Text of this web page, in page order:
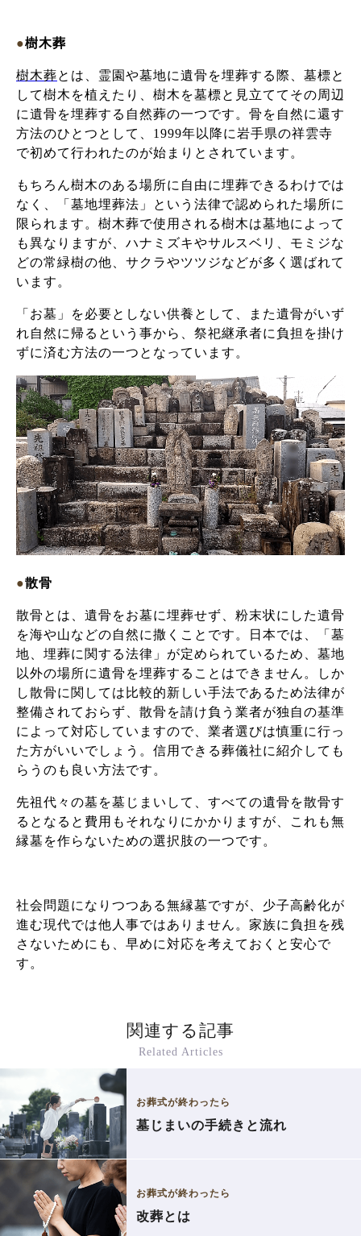
●樹木葬
樹木葬とは、霊園や墓地に遺骨を埋葬する際、墓標と
して樹木を植えたり、樹木を墓標と見立ててその周辺
に遺骨を埋葬する自然葬の一つです。骨を自然に還す
方法のひとつとして、1999年以降に岩手県の祥雲寺
で初めて行われたのが始まりとされています。
もちろん樹木のある場所に自由に埋葬できるわけでは
なく、「墓地埋葬法」という法律で認められた場所に
限られます。樹木葬で使用される樹木は墓地によって
も異なりますが、ハナミズキやサルスベリ、モミジな
どの常緑樹の他、サクラやツツジなどが多く選ばれて
います。
「お墓」を必要としない供養として、また遺骨がいず
れ自然に帰るという事から、祭祀継承者に負担を掛け
ずに済む方法の一つとなっています。
●散骨
散骨とは、遺骨をお墓に埋葬せず、粉末状にした遺骨
を海や山などの自然に撒くことです。日本では、「墓
地、埋葬に関する法律」が定められているため、墓地
以外の場所に遺骨を埋葬することはできません。しか
し散骨に関しては比較的新しい手法であるため法律が
整備されておらず、散骨を請け負う業者が独自の基準
によって対応していますので、業者選びは慎重に行っ
た方がいいでしょう。信用できる葬儀社に紹介しても
らうのも良い方法です。
先祖代々の墓を墓じまいして、すべての遺骨を散骨す
るとなると費用もそれなりにかかりますが、これも無
縁墓を作らないための選択肢の一つです。
社会問題になりつつある無縁墓ですが、少子高齢化が
進む現代では他人事ではありません。家族に負担を残
さないためにも、早めに対応を考えておくと安心で
す。
関連する記事
Related Articles
お葬式が終わったら
墓じまいの手続きと流れ
お葬式が終わったら
改葬とは